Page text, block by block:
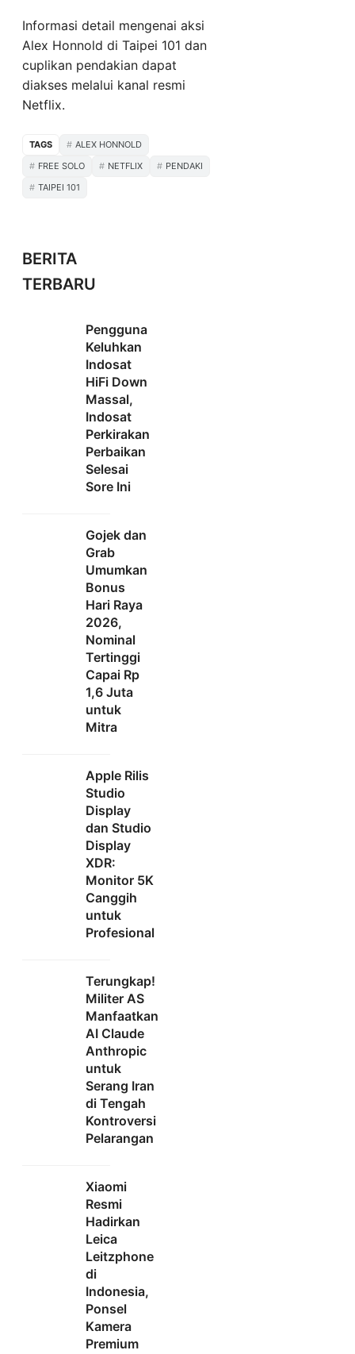
Informasi detail mengenai aksi
Alex Honnold di Taipei 101 dan
cuplikan pendakian dapat
diakses melalui kanal resmi
Netflix.
TAGS
ALEX HONNOLD
FREE SOLO
NETFLIX
PENDAKI
TAIPEI 101
BERITA
TERBARU
Pengguna
Keluhkan
Indosat
HiFi Down
Massal,
Indosat
Perkirakan
Perbaikan
Selesai
Sore Ini
Gojek dan
Grab
Umumkan
Bonus
Hari Raya
2026,
Nominal
Tertinggi
Capai Rp
1,6 Juta
untuk
Mitra
Apple Rilis
Studio
Display
dan Studio
Display
XDR:
Monitor 5K
Canggih
untuk
Profesional
Terungkap!
Militer AS
Manfaatkan
AI Claude
Anthropic
untuk
Serang Iran
di Tengah
Kontroversi
Pelarangan
Xiaomi
Resmi
Hadirkan
Leica
Leitzphone
di
Indonesia,
Ponsel
Kamera
Premium